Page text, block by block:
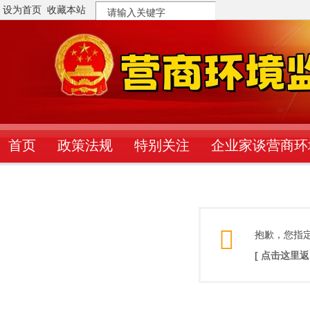
设为首页 收藏本站
搜
索
首页 政策法规 特别关注 企业家谈营商
抱歉，您指
[ 点击这里